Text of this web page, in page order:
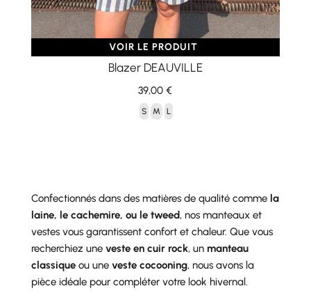
VOIR LE PRODUIT
Blazer DEAUVILLE
39,00€
S M L
Confectionnés dans des matières de qualité comme la
laine, le cachemire, ou le tweed, nos manteaux et
vestes vous garantissent confort et chaleur. Que vous
recherchiez une veste en cuir rock, un manteau
classiqueou une veste cocooning, nous avons la
pièce idéale pour compléter votre look hivernal.